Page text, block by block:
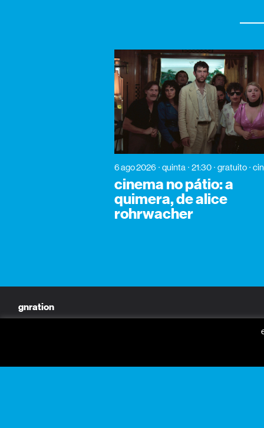
6 ago 2026 quinta 21:30 gratuito
cinema no pátio: a
quimera, de alice
rohrwacher
gnration